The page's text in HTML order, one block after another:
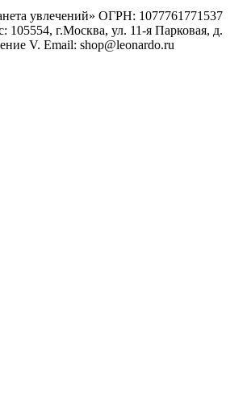
увлечений» ОГРН: 1077761771537
105554, г.Москва, ул. 11-я Парковая, д.
V. Email: shop@leonardo.ru